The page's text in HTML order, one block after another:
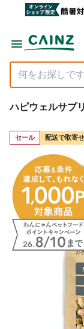
ハピウェルサプ
セール 配送で取寄